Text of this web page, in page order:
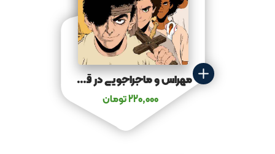
مهراس و ماجراجویی در قصر
220,000تومان